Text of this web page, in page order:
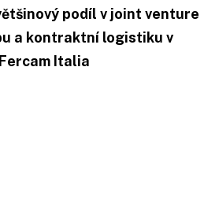
podíl v joint venture
a kontraktní logistiku v
Italia